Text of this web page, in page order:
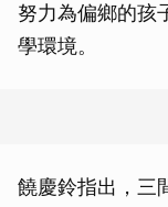
努力為偏鄉的孩
學環境。
饒慶鈴指出，三